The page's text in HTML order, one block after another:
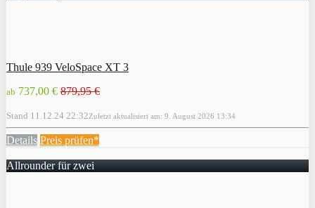
Thule 939 VeloSpace XT 3
ab 737,00 € 879,95 €
Stand 11.12.24 22:32Zuletzt aktualisiert am: 9. August 2026 13:34
Details Preis prüfen*
Allrounder für zwei